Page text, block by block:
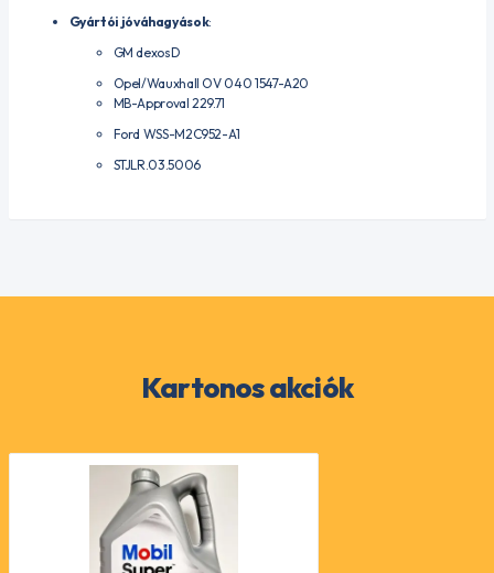
Gyártói jóváhagyások:
GM dexosD
Opel/Wauxhall OV 040 1547-A20
MB-Approval 229.71
Ford WSS-M2C952-A1
STJLR.03.5006
Kartonos akciók